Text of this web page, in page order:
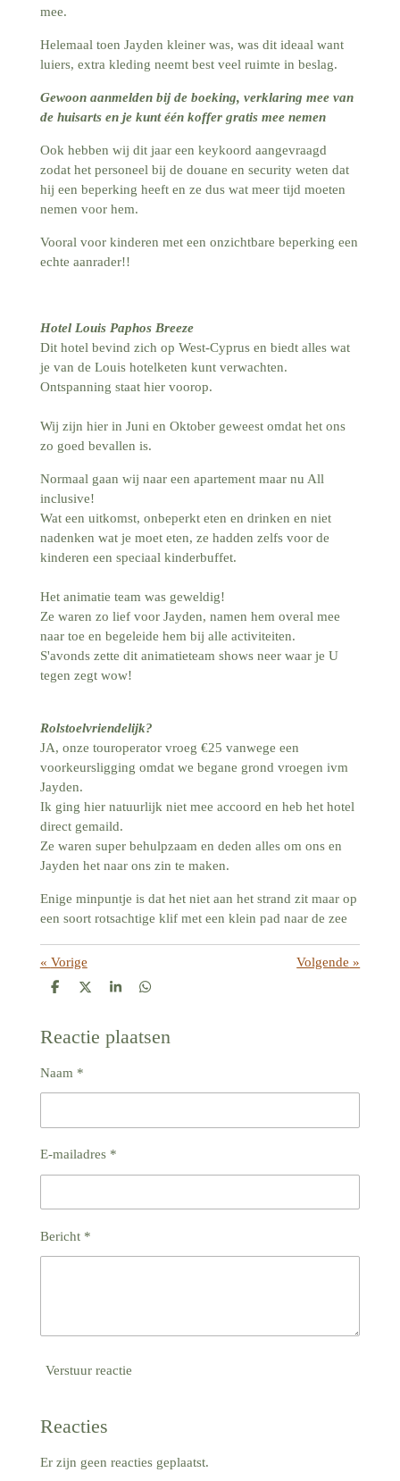
mee.
Helemaal toen Jayden kleiner was, was dit ideaal want
luiers, extra kleding neemt best veel ruimte in beslag.
Gewoon aanmelden bij de boeking, verklaring mee van
de huisarts en je kunt één koffer gratis mee nemen
Ook hebben wij dit jaar een keykoord aangevraagd
zodat het personeel bij de douane en security weten dat
hij een beperking heeft en ze dus wat meer tijd moeten
nemen voor hem.
Vooral voor kinderen met een onzichtbare beperking een
echte aanrader!!
Hotel Louis Paphos Breeze
Dit hotel bevind zich op West-Cyprus en biedt alles wat
je van de Louis hotelketen kunt verwachten.
Ontspanning staat hier voorop.
Wij zijn hier in Juni en Oktober geweest omdat het ons
zo goed bevallen is.
Normaal gaan wij naar een apartement maar nu All
inclusive!
Wat een uitkomst, onbeperkt eten en drinken en niet
nadenken wat je moet eten, ze hadden zelfs voor de
kinderen een speciaal kinderbuffet.
Het animatie team was geweldig!
Ze waren zo lief voor Jayden, namen hem overal mee
naar toe en begeleide hem bij alle activiteiten.
S'avonds zette dit animatieteam shows neer waar je U
tegen zegt wow!
Rolstoelvriendelijk?
JA, onze touroperator vroeg €25 vanwege een
voorkeursligging omdat we begane grond vroegen ivm
Jayden.
Ik ging hier natuurlijk niet mee accoord en heb het hotel
direct gemaild.
Ze waren super behulpzaam en deden alles om ons en
Jayden het naar ons zin te maken.
Enige minpuntje is dat het niet aan het strand zit maar op
een soort rotsachtige klif met een klein pad naar de zee
« Vorige Volgende »
D
e
n
D
l
S
r
e
D
e
n
Reactie plaatsen
Naam *
E-mailadres *
Bericht *
Verstuur reactie
Reacties
Er zijn geen reacties geplaatst.